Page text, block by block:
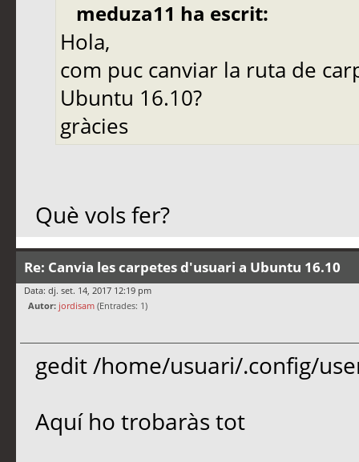
meduza11 ha escrit:
Hola,
com puc canviar la ruta de
Ubuntu 16.10?
gràcies
Què vols fer?
Re: Canvia les carpetes d'usuari a Ubuntu 16.10
Data: dj. set. 14, 2017 12:19 pm
Autor: jordisam (Entrades: 1)
gedit /home/usuari/.config/
Aquí ho trobaràs tot